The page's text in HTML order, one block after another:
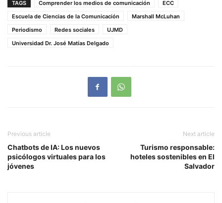
TAGS Comprender los medios de comunicación
ECC
Escuela de Ciencias de la Comunicación
Marshall McLuhan
Periodismo
Redes sociales
UJMD
Universidad Dr. José Matías Delgado
Previous article
Chatbots de IA: Los nuevos
psicólogos virtuales para los
jóvenes
Next article
Turismo responsable:
hoteles sostenibles en El
Salvador